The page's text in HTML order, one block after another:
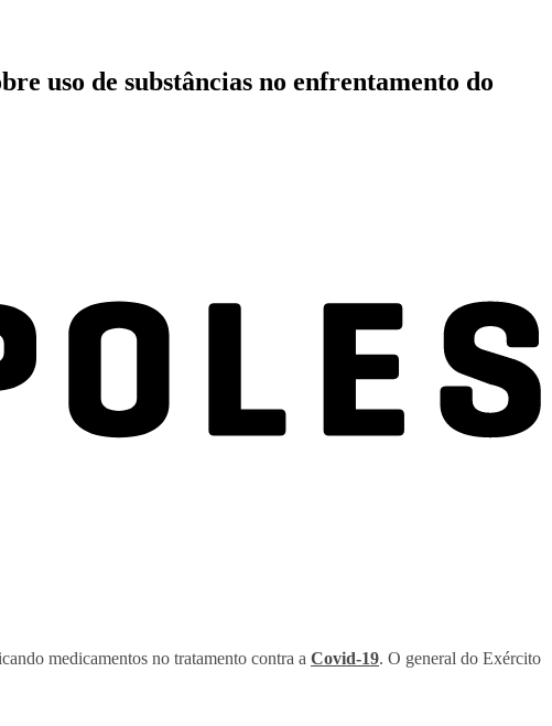
uso de substâncias no enfrentamento do
medicamentos no tratamento contra a Covid-19. O general do Exército